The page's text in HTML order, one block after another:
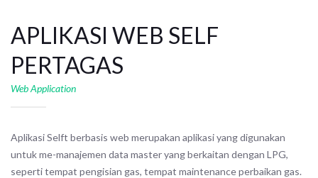
APLIKASI WEB SELF
PERTAGAS
Web Application
Aplikasi Selft berbasis web merupakan aplikasi yang digunakan
untuk me-manajemen data master yang berkaitan dengan LPG,
seperti tempat pengisian gas, tempat maintenance perbaikan gas.